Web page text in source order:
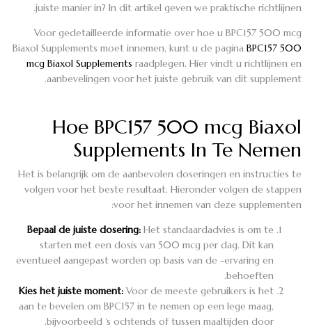
juiste manier in? In dit artikel geven we praktische richtlijnen.
Voor gedetailleerde informatie over hoe u BPC157 500 mcg
Biaxol Supplements moet innemen, kunt u de pagina BPC157 500
mcg Biaxol Supplements raadplegen. Hier vindt u richtlijnen en
aanbevelingen voor het juiste gebruik van dit supplement.
Hoe BPC157 500 mcg Biaxol
Supplements In Te Nemen
Het is belangrijk om de aanbevolen doseringen en instructies te
volgen voor het beste resultaat. Hieronder volgen de stappen
voor het innemen van deze supplementen:
Bepaal de juiste dosering: Het standaardadvies is om te
starten met een dosis van 500 mcg per dag. Dit kan
eventueel aangepast worden op basis van de -ervaring en
behoeften.
Kies het juiste moment: Voor de meeste gebruikers is het
aan te bevelen om BPC157 in te nemen op een lege maag,
bijvoorbeeld ‘s ochtends of tussen maaltijden door.